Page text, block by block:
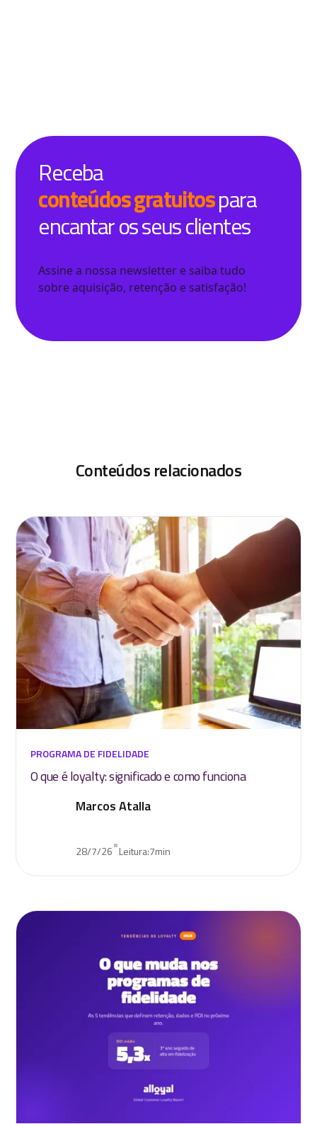
Receba
conteúdos gratuitospara
encantar os seus clientes
Assine a nossa newsletter e saiba tudo
sobre aquisição, retenção e satisfação!
Conteúdos relacionados
PROGRAMA DE FIDELIDADE
O que é loyalty: significado e como funciona
Marcos Atalla
28/7/26•Leitura:7min